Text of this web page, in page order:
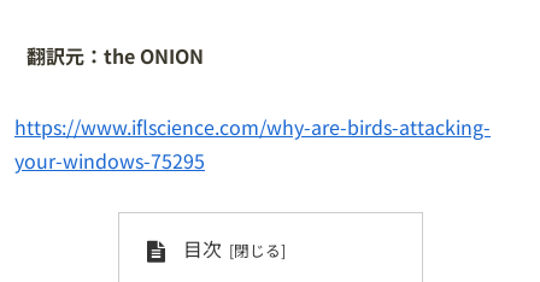
翻訳元：the ONION
https://www.iflscience.com/why-are-birds-attacking-
your-windows-75295
目次